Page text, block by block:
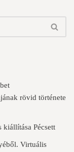
rövid története
Pécsett
Virtuális